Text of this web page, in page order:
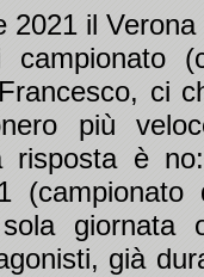
2021 il
ci
più
risposta è
giornata
già